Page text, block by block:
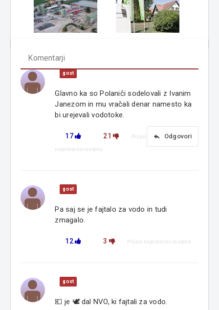
Komentarji
gost
Glavno ka so Polaniči sodelovali z Ivanim
Janezom in mu vračali denar namesto ka
bi urejevali vodotoke.
17 21 reply Odgovori
Prijavi
neprimerno vsebino
gost
Pa saj se je fajtalo za vodo in tudi
zmagalo.
12 3 Prijavi neprimerno vsebino
gost
💶 je 🕊 dal NVO, ki fajtali za vodo.